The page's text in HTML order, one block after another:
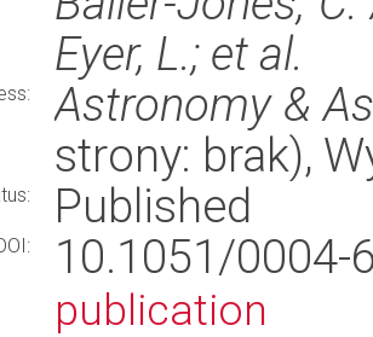
Eyer, L.; et al.
Astronomy &
strony: brak),
Published
10.1051/
publication